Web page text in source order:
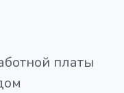
платы